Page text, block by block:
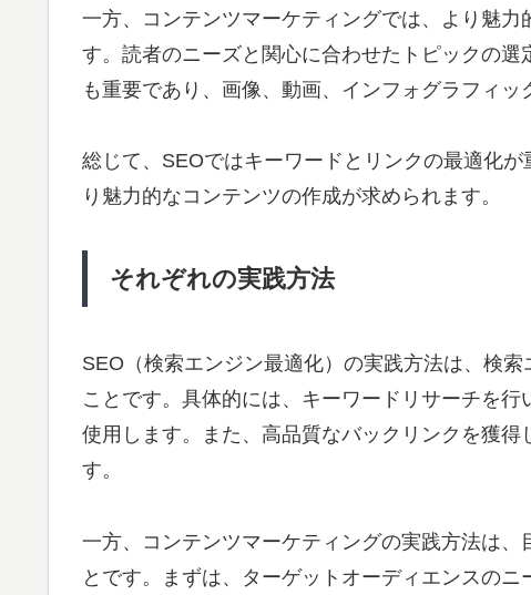
一方、コンテンツマーケティングでは、より魅
す。読者のニーズと関心に合わせたトピックの
も重要であり、画像、動画、インフォグラフィッ
総じて、SEOではキーワードとリンクの最適化
り魅力的なコンテンツの作成が求められます。
それぞれの実践方法
SEO（検索エンジン最適化）の実践方法は、検
ことです。具体的には、キーワードリサーチを
使用します。また、高品質なバックリンクを獲
す。
一方、コンテンツマーケティングの実践方法は
とです。まずは、ターゲットオーディエンスの